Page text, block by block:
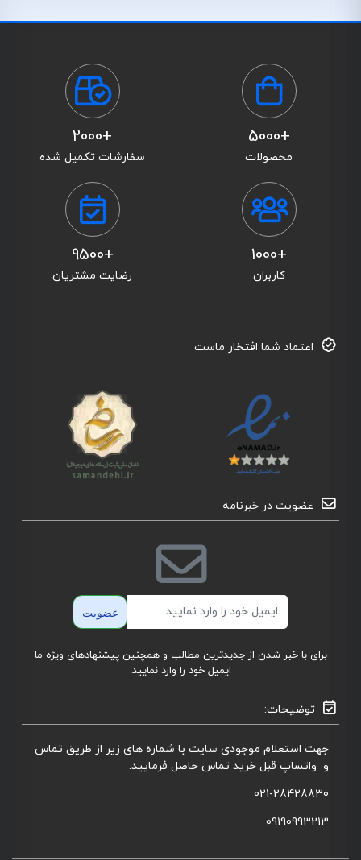
+5000
محصولات
+2000
سفارشات تکمیل شده
+1000
کاربران
+9500
رضایت مشتریان
اعتماد شما افتخار ماست
عضویت در خبرنامه
عضویت
برای با خبر شدن از جدیدترین مطالب و همچنین پیشنهادهای ویژه ما
ایمیل خود را وارد نمایید.
توضیحات:
جهت استعلام موجودی سایت با شماره های زیر از طریق تماس
و واتساپ قبل خرید تماس حاصل فرمایید.
021-28428830
09190993213